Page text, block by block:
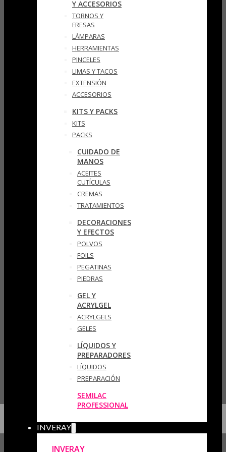
Y ACCESORIOS
TORNOS Y
FRESAS
LÁMPARAS
HERRAMIENTAS
PINCELES
LIMAS Y TACOS
EXTENSIÓN
ACCESORIOS
KITS Y PACKS
KITS
PACKS
CUIDADO DE
MANOS
ACEITES
CUTÍCULAS
CREMAS
TRATAMIENTOS
DECORACIONES
Y EFECTOS
POLVOS
FOILS
PEGATINAS
PIEDRAS
GEL Y
ACRYLGEL
ACRYLGELS
GELES
LÍQUIDOS Y
PREPARADORES
LÍQUIDOS
PREPARACIÓN
SEMILAC
PROFESSIONAL
INVERAY
INVERAY